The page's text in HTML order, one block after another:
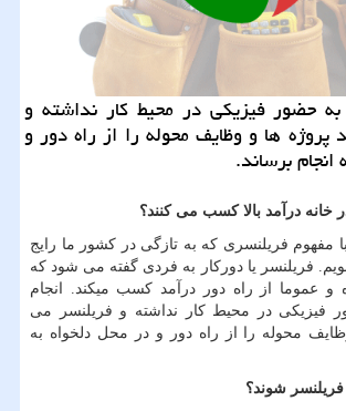
به حضور فیزیكی در محیط كار نداشته و
پروژه ها و وظایف محوله را از راه دور و
برساند.
خانه درآمد بالا کسب می کنند؟
مفهوم فریلنسری که به تازگی در کشور ما رایج
فریلنسر یا دورکار به فردی گفته می شود که
و عموما از راه دور درآمد کسب میکند. انجام
فیزیکی در محیط کار نداشته و فریلنسر می
محوله را از راه دور و در محل دلخواه به
فریلنسر شوند؟